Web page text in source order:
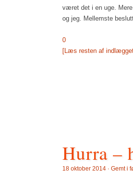
været det i en uge.
og jeg. Mellemste
0
[Læs resten af
Hurra –
18 oktober 2014 · Gemt i